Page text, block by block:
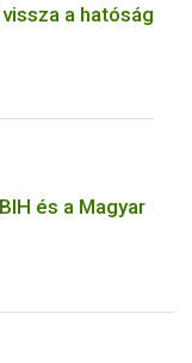
a hatóság
és a Magyar